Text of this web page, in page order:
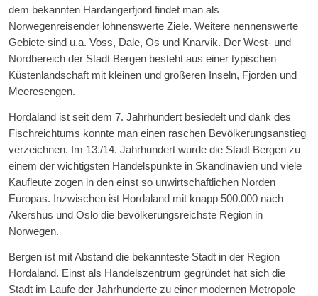
dem bekannten Hardangerfjord findet man als
Norwegenreisender lohnenswerte Ziele. Weitere nennenswerte
Gebiete sind u.a. Voss, Dale, Os und Knarvik. Der West- und
Nordbereich der Stadt Bergen besteht aus einer typischen
Küstenlandschaft mit kleinen und größeren Inseln, Fjorden und
Meeresengen.
Hordaland ist seit dem 7. Jahrhundert besiedelt und dank des
Fischreichtums konnte man einen raschen Bevölkerungsanstieg
verzeichnen. Im 13./14. Jahrhundert wurde die Stadt Bergen zu
einem der wichtigsten Handelspunkte in Skandinavien und viele
Kaufleute zogen in den einst so unwirtschaftlichen Norden
Europas. Inzwischen ist Hordaland mit knapp 500.000 nach
Akershus und Oslo die bevölkerungsreichste Region in
Norwegen.
Bergen ist mit Abstand die bekannteste Stadt in der Region
Hordaland. Einst als Handelszentrum gegründet hat sich die
Stadt im Laufe der Jahrhunderte zu einer modernen Metropole